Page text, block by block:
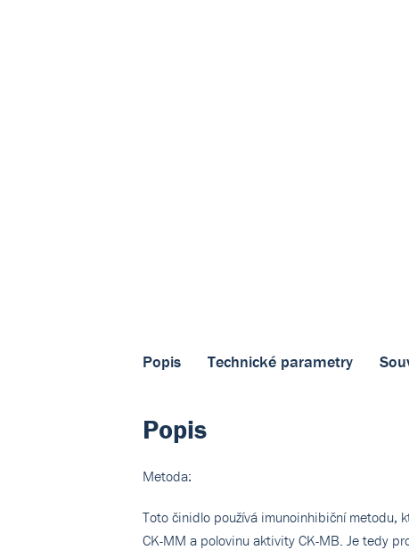
Popis Technické parametry
Popis
Metoda:
Toto činidlo používá imunoinhibiční metodu,
CK-MM a polovinu aktivity CK-MB. Je tedy